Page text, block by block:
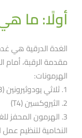
أولًا: ما
الغدة الدرقية هي
مقدمة الرقبة، أمام
الهرمونات:
1. ثلاثي يودوثيرونين (T3)
2. الثيروكسين (T4)
النخامية لتنظيم عمل